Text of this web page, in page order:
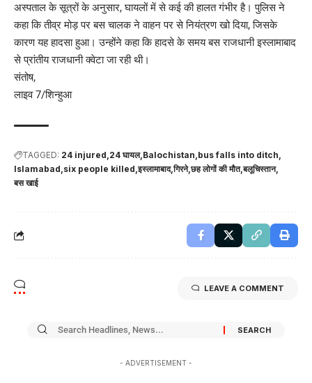
अस्पताल के सूत्रों के अनुसार, घायलों में से कई की हालत गंभीर है। पुलिस ने
कहा कि तीव्र मोड़ पर बस चालक ने वाहन पर से नियंत्रण खो दिया, जिसके
कारण यह हादसा हुआ। उन्होंने कहा कि हादसे के समय बस राजधानी इस्लामाबाद
से प्रांतीय राजधानी क्वेटा जा रही थी।
संतोष,
लाइव 7/शिन्हुआ
TAGGED: 24 injured 24 घायल Balochistan bus falls into ditch
Islamabad six people killed इस्लामाबाद गिरने छह लोगों की मौत बलूचिस्तान
बस खाई
LEAVE A COMMENT
- ADVERTISEMENT -